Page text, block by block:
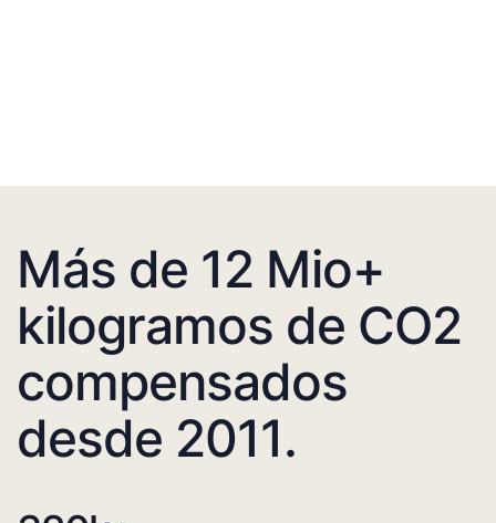
Más de 12 Mio+
kilogramos de CO2
compensados
desde 2011.